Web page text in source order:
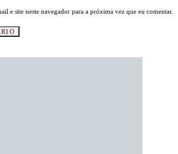
e site neste navegador para a próxima vez que eu comentar.